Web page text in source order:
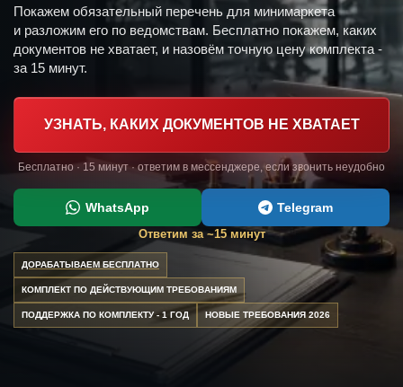
Покажем обязательный перечень для минимаркета
и разложим его по ведомствам. Бесплатно покажем, каких
документов не хватает, и назовём точную цену комплекта -
за 15 минут.
УЗНАТЬ, КАКИХ ДОКУМЕНТОВ НЕ ХВАТАЕТ
Бесплатно · 15 минут · ответим в мессенджере, если звонить неудобно
WhatsApp Telegram
Ответим за ~15 минут
ДОРАБАТЫВАЕМ БЕСПЛАТНО
КОМПЛЕКТ ПО ДЕЙСТВУЮЩИМ ТРЕБОВАНИЯМ
ПОДДЕРЖКА ПО КОМПЛЕКТУ - 1 ГОД НОВЫЕ ТРЕБОВАНИЯ 2026